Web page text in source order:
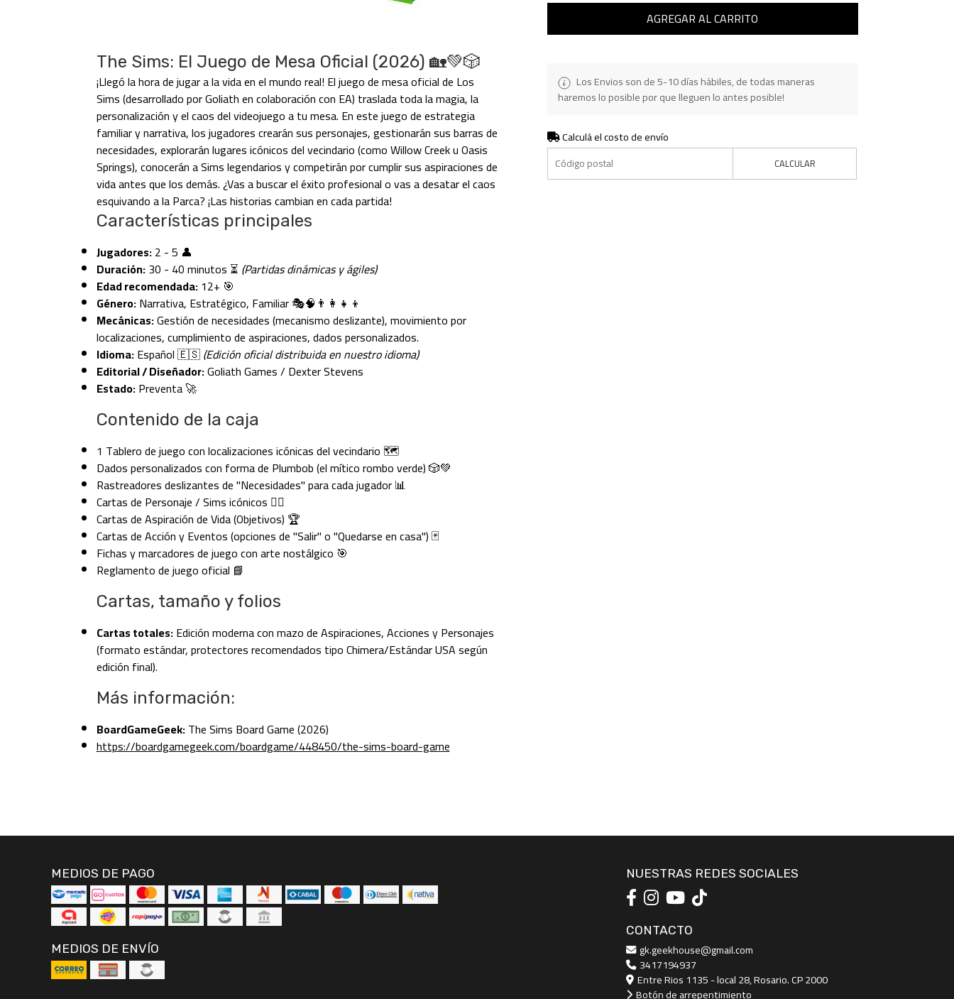
The Sims: El Juego de Mesa Oficial (2026) 🏡💚🎲
¡Llegó la hora de jugar a la vida en el mundo real! El juego de mesa oficial de Los
Sims (desarrollado por Goliath en colaboración con EA) traslada toda la magia, la
personalización y el caos del videojuego a tu mesa. En este juego de estrategia
familiar y narrativa, los jugadores crearán sus personajes, gestionarán sus barras de
necesidades, explorarán lugares icónicos del vecindario (como Willow Creek u Oasis
Springs), conocerán a Sims legendarios y competirán por cumplir sus aspiraciones de
vida antes que los demás. ¿Vas a buscar el éxito profesional o vas a desatar el caos
esquivando a la Parca? ¡Las historias cambian en cada partida!
Características principales
Jugadores:2 - 5 👤
Duración:30 - 40 minutos ⏳ (Partidas dinámicas y ágiles)
Edad recomendada:12+ 🎯
Género:Narrativa, Estratégico, Familiar 🎭🧠👨‍👩‍👧‍👦
Mecánicas:Gestión de necesidades (mecanismo deslizante), movimiento por
localizaciones, cumplimiento de aspiraciones, dados personalizados.
Idioma:Español 🇪🇸(Edición oficial distribuida en nuestro idioma)
Editorial / Diseñador:Goliath Games / Dexter Stevens
Estado:Preventa 🚀
Contenido de la caja
1 Tablero de juego con localizaciones icónicas del vecindario 🗺️
Dados personalizados con forma de Plumbob (el mítico rombo verde) 🎲💚
Rastreadores deslizantes de "Necesidades" para cada jugador 📊
Cartas de Personaje / Sims icónicos 🧍‍♀️
Cartas de Aspiración de Vida (Objetivos) 🏆
Cartas de Acción y Eventos (opciones de "Salir" o "Quedarse en casa") 🃏
Fichas y marcadores de juego con arte nostálgico 🎯
Reglamento de juego oficial 📘
Cartas, tamaño y folios
Cartas totales:Edición moderna con mazo de Aspiraciones, Acciones y Personajes
(formato estándar, protectores recomendados tipo Chimera/Estándar USA según
edición final).
Más información:
BoardGameGeek:The Sims Board Game (2026)
https://boardgamegeek.com/boardgame/448450/the-sims-board-game
AGREGAR AL CARRITO
Los Envios son de 5-10 días hábiles, de todas maneras
haremos lo posible por que lleguen lo antes posible!
Calculá el costo de envío
CALCULAR
MEDIOS DE PAGO
MEDIOS DE ENVÍO
NUESTRAS REDES SOCIALES
CONTACTO
gk.geekhouse@gmail.com
3417194937
Entre Rios 1135 - local 28, Rosario. CP 2000
Botón de arrepentimiento